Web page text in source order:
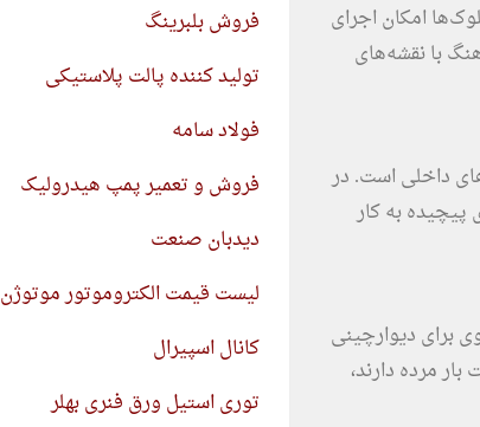
امکان اجرای
با نقشه‌های
داخلی است. در
پیچیده به کار
برای دیوارچینی
مرده دارند،
فروش بلبرینگ
تولید کننده پالت پلاستیکی
فولاد سامه
فروش و تعمیر پمپ هیدرولیک
دیدبان صنعت
لیست قیمت الکتروموتور موتوژن
کانال اسپیرال
توری استیل ورق فنری بهلر